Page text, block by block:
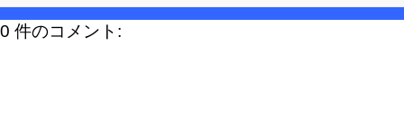
0 件のコメント: